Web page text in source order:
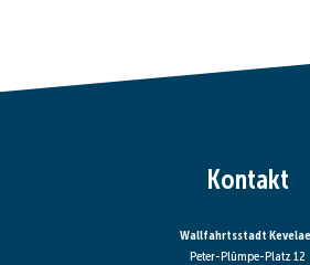
Kontakt
Wallfahrtsstadt
Peter-Plümpe-Platz 12